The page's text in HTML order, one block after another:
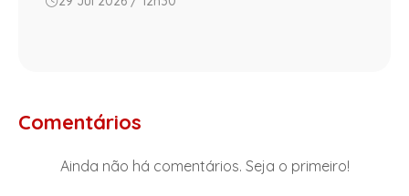
Comentários
Ainda não há comentários. Seja o primeiro!